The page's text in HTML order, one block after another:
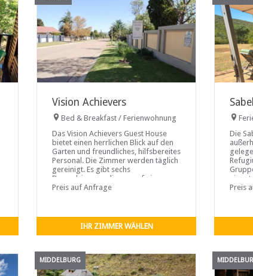
Vision Achievers
Bed & Breakfast / Ferienwohnung
Das Vision Achievers Guest House
bietet einen herrlichen Blick auf den
Garten und freundliches, hilfsbereites
Personal. Die Zimmer werden täglich
gereinigt. Es gibt sechs
Doppelzimmer, die nur auf einem
Bett angeboten werden
Preis auf Anfrage
IHR ZIMMER WÄHLEN
Die
im
Preis
MIDDELBURG